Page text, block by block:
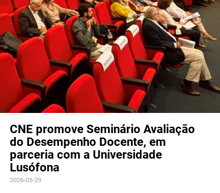
CNE promove Seminário Avaliação
do Desempenho Docente, em
parceria com a Universidade
Lusófona
2026-05-29